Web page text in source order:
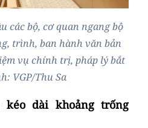
các bộ, cơ quan ngang bộ
trình, ban hành văn bản
vụ chính trị, pháp lý bắt
VGP/Thu Sa
dài khoảng trống